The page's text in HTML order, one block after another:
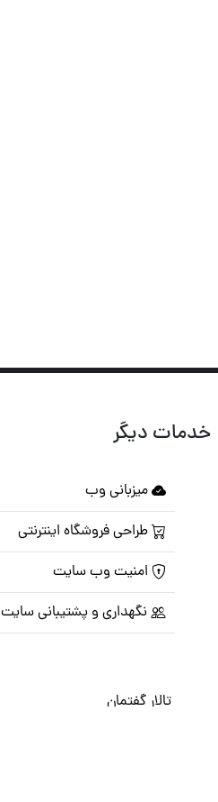
خدمات دیگر
میزبانی وب
طراحی فروشگاه اینترنتی
امنیت وب سایت
نگهداری و پشتیبانی سایت
تالار گفتمان